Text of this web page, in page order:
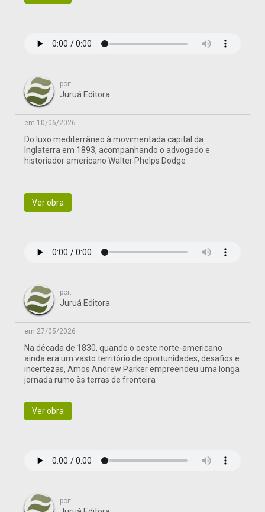
por:
Juruá Editora
em 10/06/2026
Do luxo mediterrâneo à movimentada capital da
Inglaterra em 1893, acompanhando o advogado e
historiador americano Walter Phelps Dodge
Ver obra
por:
Juruá Editora
em 27/05/2026
Na década de 1830, quando o oeste norte-americano
ainda era um vasto território de oportunidades, desafios e
incertezas, Amos Andrew Parker empreendeu uma longa
jornada rumo às terras de fronteira
Ver obra
por: